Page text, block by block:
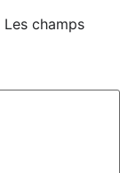
Les champs